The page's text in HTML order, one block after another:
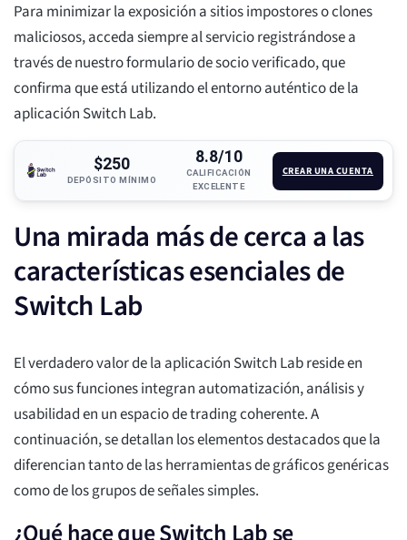
Para minimizar la exposición a sitios impostores o clones
maliciosos, acceda siempre al servicio registrándose a
través de nuestro formulario de socio verificado, que
confirma que está utilizando el entorno auténtico de la
aplicación Switch Lab.
$250
DEPÓSITO MÍNIMO
8.8/10
CALIFICACIÓN
EXCELENTE
CREAR UNA CUENTA
Una mirada más de cerca a las
características esenciales de
Switch Lab
El verdadero valor de la aplicación Switch Lab reside en
cómo sus funciones integran automatización, análisis y
usabilidad en un espacio de trading coherente. A
continuación, se detallan los elementos destacados que la
diferencian tanto de las herramientas de gráficos genéricas
como de los grupos de señales simples.